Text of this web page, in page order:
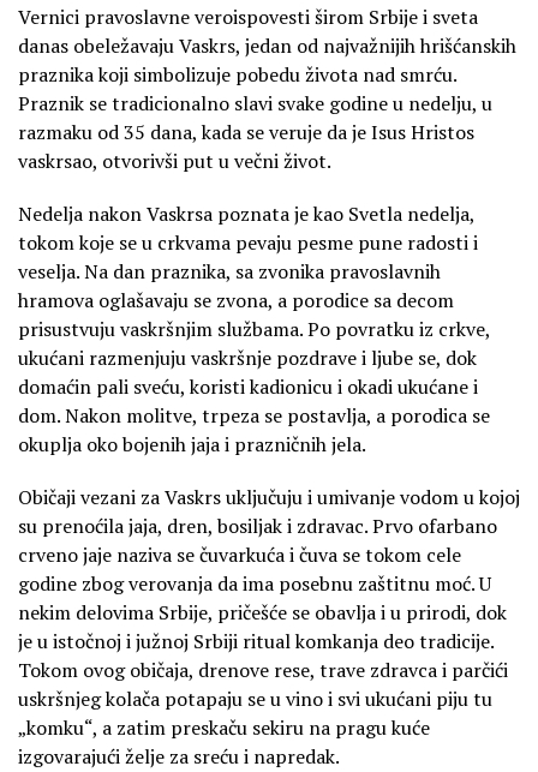
Vernici pravoslavne veroispovesti širom Srbije i sveta
danas obeležavaju Vaskrs, jedan od najvažnijih hrišćanskih
praznika koji simbolizuje pobedu života nad smrću.
Praznik se tradicionalno slavi svake godine u nedelju, u
razmaku od 35 dana, kada se veruje da je Isus Hristos
vaskrsao, otvorivši put u večni život.
Nedelja nakon Vaskrsa poznata je kao Svetla nedelja,
tokom koje se u crkvama pevaju pesme pune radosti i
veselja. Na dan praznika, sa zvonika pravoslavnih
hramova oglašavaju se zvona, a porodice sa decom
prisustvuju vaskršnjim službama. Po povratku iz crkve,
ukućani razmenjuju vaskršnje pozdrave i ljube se, dok
domaćin pali sveću, koristi kadionicu i okadi ukućane i
dom. Nakon molitve, trpeza se postavlja, a porodica se
okuplja oko bojenih jaja i prazničnih jela.
Običaji vezani za Vaskrs uključuju i umivanje vodom u kojoj
su prenoćila jaja, dren, bosiljak i zdravac. Prvo ofarbano
crveno jaje naziva se čuvarkuća i čuva se tokom cele
godine zbog verovanja da ima posebnu zaštitnu moć. U
nekim delovima Srbije, pričešće se obavlja i u prirodi, dok
je u istočnoj i južnoj Srbiji ritual komkanja deo tradicije.
Tokom ovog običaja, drenove rese, trave zdravca i parčići
uskršnjeg kolača potapaju se u vino i svi ukućani piju tu
„komku“, a zatim preskaču sekiru na pragu kuće
izgovarajući želje za sreću i napredak.